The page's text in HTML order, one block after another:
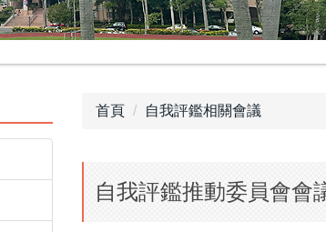
首頁 自我評鑑相關會議
自我評鑑推動委員會會